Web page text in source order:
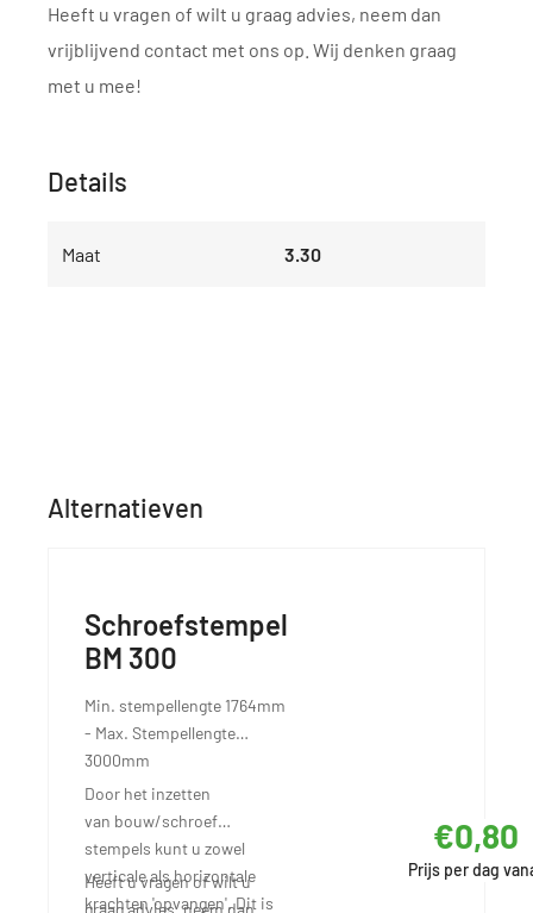
Heeft u vragen of wilt u graag advies, neem dan
vrijblijvend contact met ons op. Wij denken graag
met u mee!
Details
Maat 3.30
Alternatieven
Schroefstempel
BM 300
Min. stempellengte 1764mm
- Max. Stempellengte
3000mm
Door het inzetten
van bouw/schroef
stempels kunt u zowel
verticale als horizontale
krachten 'opvangen'. Dit is
Heeft u vragen of wilt u
graag advies, neem dan
€0,80
Prijs per dag